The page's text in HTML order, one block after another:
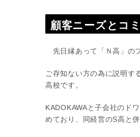
顧客ニーズとコ
先日縁あって「Ｎ高」の
ご存知ない方の為に説明す
高校です。
KADOKAWAと子会社のド
めており、同経営のS高と